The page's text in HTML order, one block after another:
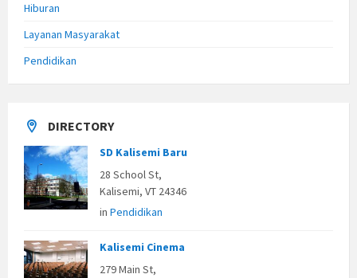
Hiburan
Layanan Masyarakat
Pendidikan
DIRECTORY
SD Kalisemi Baru
28 School St,
Kalisemi, VT 24346
in Pendidikan
Kalisemi Cinema
279 Main St,